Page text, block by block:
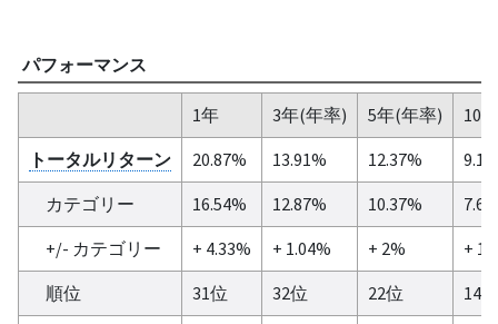
パフォーマンス
1年 3年(年率) 5年(年率)
10
トータルリターン
20.87% 13.91% 12.37%
カテゴリー
16.54% 12.87% 10.37%
+/- カテゴリー
+ 4.33% + 1.04% + 2%
+
順位
31位 32位 22位
14位